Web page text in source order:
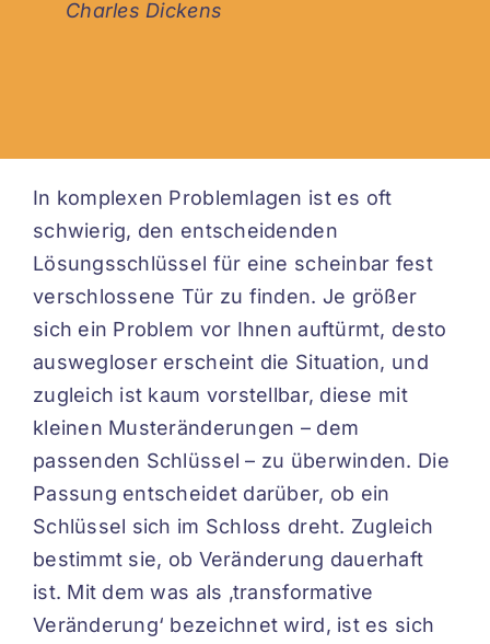
Charles Dickens
In komplexen Problemlagen ist es oft
schwierig, den entscheidenden
Lösungsschlüssel für eine scheinbar fest
verschlossene Tür zu finden. Je größer
sich ein Problem vor Ihnen auftürmt, desto
auswegloser erscheint die Situation, und
zugleich ist kaum vorstellbar, diese mit
kleinen Musteränderungen – dem
passenden Schlüssel – zu überwinden. Die
Passung entscheidet darüber, ob ein
Schlüssel sich im Schloss dreht. Zugleich
bestimmt sie, ob Veränderung dauerhaft
ist. Mit dem was als ‚transformative
Veränderung‘ bezeichnet wird, ist es sich